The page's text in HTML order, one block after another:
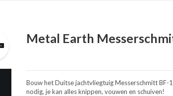
Metal Earth
Bouw het Duitse jachtvliegtuig Messerschmitt
nodig, je kan alles knippen, vouwen en schuiven!